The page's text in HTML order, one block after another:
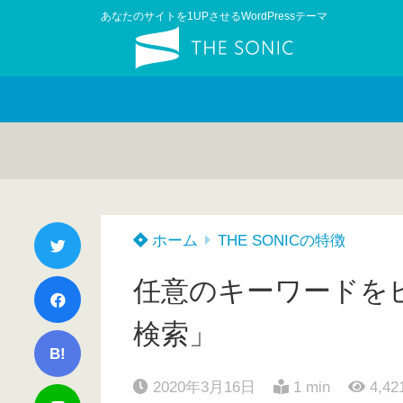
あなたのサイトを1UPさせるWordPressテーマ
B!
ホーム THE SONICの特徴
任意のキーワードを
検索」
2020年3月16日 1 min